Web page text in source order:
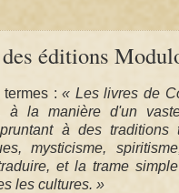
éditions
termes :« Les livres de
à la manière d'un
à des traditions
mysticisme,
et la trame
les cultures. »